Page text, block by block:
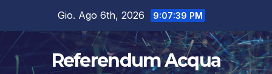
contenuto
Gio. Ago 6th, 2026 9:07:39 PM
Referendum Acqua